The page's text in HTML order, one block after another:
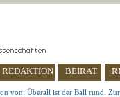
REDAKTION BEIRAT
von: Überall ist der Ball rund.